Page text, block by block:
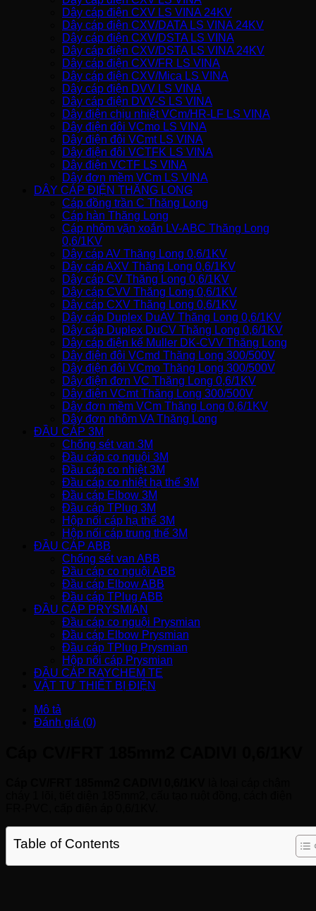
Dây cáp điện CXV LS VINA 24KV
Dây cáp điện CXV/DATA LS VINA 24KV
Dây cáp điện CXV/DSTA LS VINA
Dây cáp điện CXV/DSTA LS VINA 24KV
Dây cáp điện CXV/FR LS VINA
Dây cáp điện CXV/Mica LS VINA
Dây cáp điện DVV LS VINA
Dây cáp điện DVV-S LS VINA
Dây điện chịu nhiệt VCm/HR-LF LS VINA
Dây điện đôi VCmo LS VINA
Dây điện đôi VCmt LS VINA
Dây điện đôi VCTFK LS VINA
Dây điện VCTF LS VINA
Dây đơn mềm VCm LS VINA
DÂY CÁP ĐIỆN THĂNG LONG
Cáp đồng trần C Thăng Long
Cáp hàn Thăng Long
Cáp nhôm vặn xoắn LV-ABC Thăng Long
0,6/1KV
Dây cáp AV Thăng Long 0,6/1KV
Dây cáp AXV Thăng Long 0,6/1KV
Dây cáp CV Thăng Long 0,6/1KV
Dây cáp CVV Thăng Long 0,6/1KV
Dây cáp CXV Thăng Long 0,6/1KV
Dây cáp Duplex DuAV Thăng Long 0,6/1KV
Dây cáp Duplex DuCV Thăng Long 0,6/1KV
Dây cáp điện kế Muller DK-CVV Thăng Long
Dây điện đôi VCmd Thăng Long 300/500V
Dây điện đôi VCmo Thăng Long 300/500V
Dây điện đơn VC Thăng Long 0,6/1KV
Dây điện VCmt Thăng Long 300/500V
Dây đơn mềm VCm Thăng Long 0,6/1KV
Dây đơn nhôm VA Thăng Long
ĐẦU CÁP 3M
Chống sét van 3M
Đầu cáp co nguội 3M
Đầu cáp co nhiệt 3M
Đầu cáp co nhiệt hạ thế 3M
Đầu cáp Elbow 3M
Đầu cáp TPlug 3M
Hộp nối cáp hạ thế 3M
Hộp nối cáp trung thế 3M
ĐẦU CÁP ABB
Chống sét van ABB
Đầu cáp co nguội ABB
Đầu cáp Elbow ABB
Đầu cáp TPlug ABB
ĐẦU CÁP PRYSMIAN
Đầu cáp co nguội Prysmian
Đầu cáp Elbow Prysmian
Đầu cáp TPlug Prysmian
Hộp nối cáp Prysmian
ĐẦU CÁP RAYCHEM TE
VẬT TƯ THIẾT BỊ ĐIỆN
Mô tả
Đánh giá (0)
Table of Contents